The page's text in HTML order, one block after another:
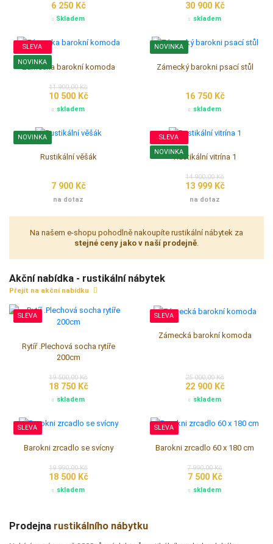
6 250 Kč
Skladem
30 900 Kč
skladem
SLEVA
NOVINKA
Zámecka barokní komoda
11 900,00 Kč
10 500 Kč
skladem
NOVINKA
Zámecký barokni psací stůl
16 750 Kč
skladem
NOVINKA
Rustikální věšák
7 900 Kč
na dotaz
SLEVA
NOVINKA
Rustikální vitrína 1
14 900,00 Kč
13 999 Kč
na dotaz
Na našem e-shopu pohodlně nakoupíte rustikální nábytek za
stejné ceny jako v naší prodejně.
Akční nabídka - rustikální nábytek
Přejít na akční nabídku
SLEVA
Rytíř .Plechová socha rytíře
200cm
19 500,00 Kč
18 750 Kč
skladem
SLEVA
Zámecká barokní komoda
25 000,00 Kč
22 900 Kč
skladem
SLEVA
Barokni zrcadlo se svícny
19 990,00 Kč
18 500 Kč
skladem
SLEVA
Barokni zrcadlo 60 x 180 cm
7 990,00 Kč
7 500 Kč
skladem
Prodejna rustikálního nábytku